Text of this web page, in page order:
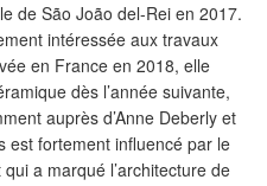
de São João del-Rei en 2017.
intéressée aux travaux
en France en 2018, elle
dès l’année suivante,
auprès d’Anne Deberly et
est fortement influencé par le
a marqué l’architecture de